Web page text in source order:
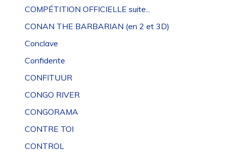
COMPÉTITION OFFICIELLE suite...
CONAN THE BARBARIAN (en 2 et 3D)
Conclave
Confidente
CONFITUUR
CONGO RIVER
CONGORAMA
CONTRE TOI
CONTROL